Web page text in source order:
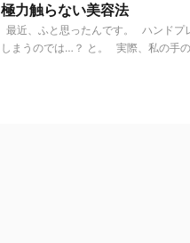
極力触らない美容法
最近、ふと思ったんです。 ハンドプ
しまうのでは…？ と。 実際、私の手